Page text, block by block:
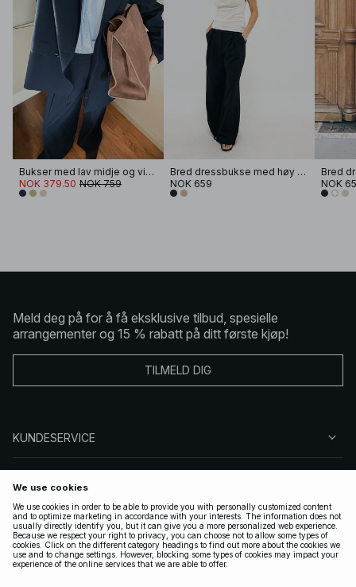
Bukser med lav midje og vide ben
NOK 379.50 NOK 759
Bred dressbukse med høy midje
NOK 659
NOK
Meld deg på for å få eksklusive tilbud, spesielle
arrangementer og 15 % rabatt på ditt første kjøp!
TILMELD DIG
KUNDESERVICE
FØLG OSS
LOVLIG